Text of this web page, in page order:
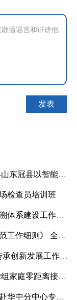
两定机构”医保服务能力
检查员培训班
系建设工作方案
化中药材质量源头管控
新发展工作成效”
距离接触药品检验
质量党建引领药监事业行稳致远